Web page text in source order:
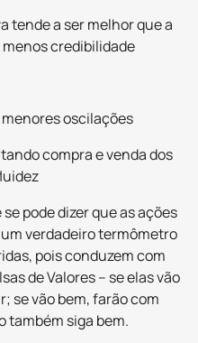
a ser melhor que a
credibilidade
oscilações
compra e venda dos
pode dizer que as ações
verdadeiro termômetro
pois conduzem com
de Valores – se elas vão
se vão bem, farão com
também siga bem.